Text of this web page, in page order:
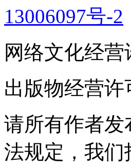
13006097号-2
网络文化经营
出版物经营许
请所有作者
法规定，我